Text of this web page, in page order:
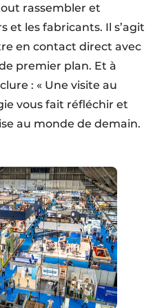
rassembler et
et les fabricants. Il s’agit
en contact direct avec
premier plan. Et à
: « Une visite au
vous fait réfléchir et
au monde de demain.